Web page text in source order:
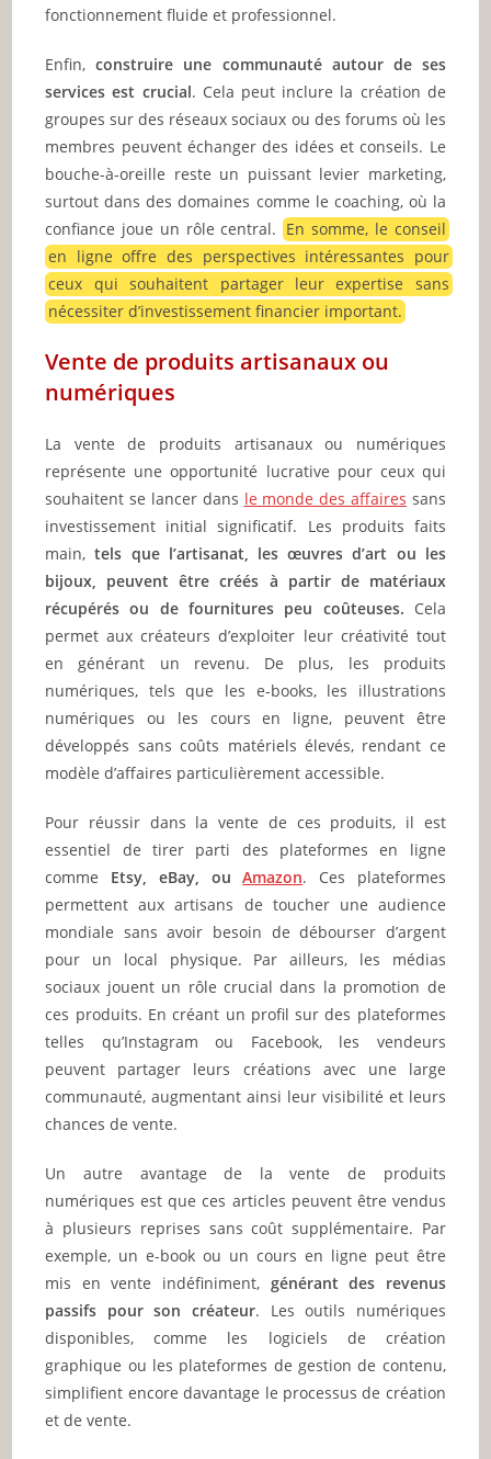
fonctionnement fluide et professionnel.
Enfin,construire une communauté autour de ses
services est crucial. Cela peut inclure la création de
groupes sur des réseaux sociaux ou des forums où les
membres peuvent échanger des idées et conseils. Le
bouche-à-oreille reste un puissant levier marketing,
surtout dans des domaines comme le coaching, où la
confiance joue un rôle central.En somme, le conseil
en ligne offre des perspectives intéressantes pour
ceux qui souhaitent partager leur expertise sans
nécessiter d’investissement financier important.
Vente de produits artisanaux ou
numériques
La vente de produits artisanaux ou numériques
représente une opportunité lucrative pour ceux qui
souhaitent se lancer dans le monde des affaires sans
investissement initial significatif. Les produits faits
main,tels que l’artisanat, les œuvres d’art ou les
bijoux, peuvent être créés à partir de matériaux
récupérés ou de fournitures peu coûteuses. Cela
permet aux créateurs d’exploiter leur créativité tout
en générant un revenu. De plus, les produits
numériques, tels que les e-books, les illustrations
numériques ou les cours en ligne, peuvent être
développés sans coûts matériels élevés, rendant ce
modèle d’affaires particulièrement accessible.
Pour réussir dans la vente de ces produits, il est
essentiel de tirer parti des plateformes en ligne
comme Etsy, eBay, ouAmazon. Ces plateformes
permettent aux artisans de toucher une audience
mondiale sans avoir besoin de débourser d’argent
pour un local physique. Par ailleurs, les médias
sociaux jouent un rôle crucial dans la promotion de
ces produits. En créant un profil sur des plateformes
telles qu’Instagram ou Facebook, les vendeurs
peuvent partager leurs créations avec une large
communauté, augmentant ainsi leur visibilité et leurs
chances de vente.
Un autre avantage de la vente de produits
numériques est que ces articles peuvent être vendus
à plusieurs reprises sans coût supplémentaire. Par
exemple, un e-book ou un cours en ligne peut être
mis en vente indéfiniment, générant des revenus
passifs pour son créateur. Les outils numériques
disponibles, comme les logiciels de création
graphique ou les plateformes de gestion de contenu,
simplifient encore davantage le processus de création
et de vente.